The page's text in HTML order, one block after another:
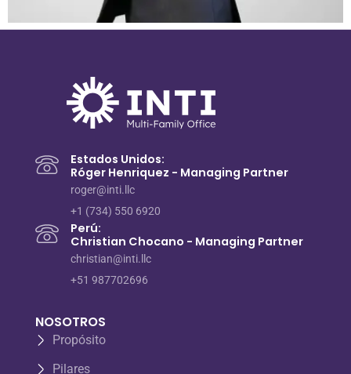
Estados Unidos:
Róger Henriquez - Managing Partner
roger@inti.llc
+1 (734) 550 6920
Perú:
Christian Chocano - Managing Partner
christian@inti.llc
+51 987702696
NOSOTROS
Propósito
Pilares